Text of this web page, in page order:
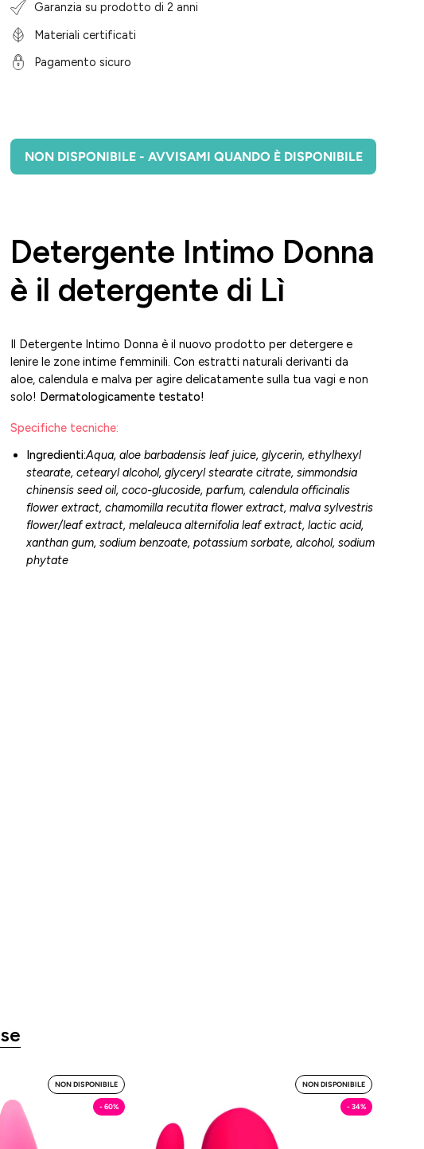
Garanzia su prodotto di 2 anni
Materiali certificati
Pagamento sicuro
NON DISPONIBILE - AVVISAMI QUANDO È DISPONIBILE
Detergente Intimo Donna
è il detergente di Lì
Il Detergente Intimo Donna è il nuovo prodotto per detergere e
lenire le zone intime femminili. Con estratti naturali derivanti da
aloe, calendula e malva per agire delicatamente sulla tua vagi e non
solo! Dermatologicamente testato!
Specifiche tecniche:
Ingredienti:Aqua, aloe barbadensis leaf juice, glycerin, ethylhexyl
stearate, cetearyl alcohol, glyceryl stearate citrate, simmondsia
chinensis seed oil, coco-glucoside, parfum, calendula officinalis
flower extract, chamomilla recutita flower extract, malva sylvestris
flower/leaf extract, melaleuca alternifolia leaf extract, lactic acid,
xanthan gum, sodium benzoate, potassium sorbate, alcohol, sodium
phytate
MySecret
-
Plug
NON DISPONIBILE
- 60%
Ovetto
Vibrante
NON DISPONIBILE
- 34%